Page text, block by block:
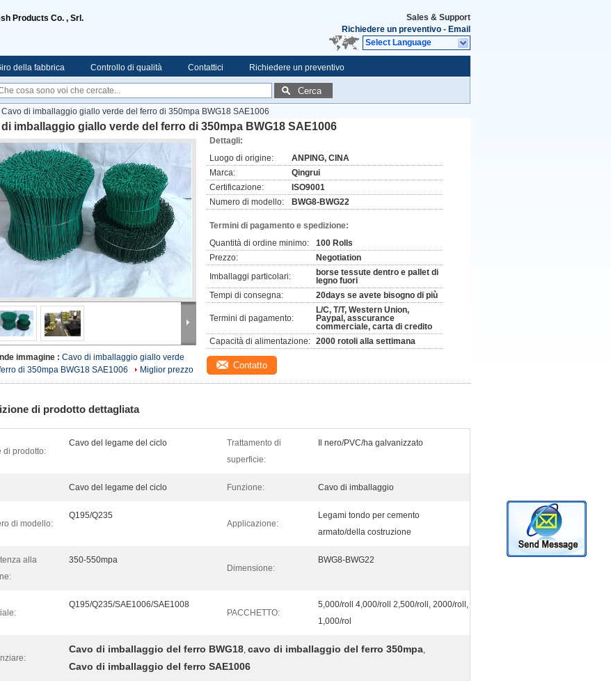
Products Co. , Srl.
Sales & Support
Richiedere un preventivo - Email
Select Language
della fabbrica Controllo di qualità Contattici Richiedere un preventivo
Cerca
Cavo di imballaggio giallo verde del ferro di 350mpa BWG18 SAE1006
imballaggio giallo verde del ferro di 350mpa BWG18 SAE1006
immagine : Cavo di imballaggio giallo verde
di 350mpa BWG18 SAE1006
Miglior prezzo
Dettagli:
Luogo di origine:
ANPING, CINA
Marca:
Qingrui
Certificazione:
ISO9001
Numero di modello:
BWG8-BWG22
Termini di pagamento e spedizione:
Quantità di ordine minimo:
100 Rolls
Prezzo:
Negotiation
Imballaggi particolari:
borse tessute dentro e pallet di
legno fuori
Tempi di consegna:
20days se avete bisogno di più
Termini di pagamento:
L/C, T/T, Western Union,
Paypal, asscurance
commerciale, carta di credito
Capacità di alimentazione: 2000 rotoli alla settimana
Contatto
di prodotto dettagliata
di prodotto:
Cavo del legame del ciclo
Trattamento di
superficie:
Il nero/PVC/ha galvanizzato
Cavo del legame del ciclo Funzione: Cavo di imballaggio
di modello:
Q195/Q235
Applicazione:
Legami tondo per cemento
armato/della costruzione
alla
350-550mpa
Dimensione:
BWG8-BWG22
Q195/Q235/SAE1006/SAE1008
PACCHETTO:
5,000/roll 4,000/roll 2,500/roll, 2000/roll,
1,000/rol
Cavo di imballaggio del ferro BWG18, cavo di imballaggio del ferro 350mpa,
Cavo di imballaggio del ferro SAE1006